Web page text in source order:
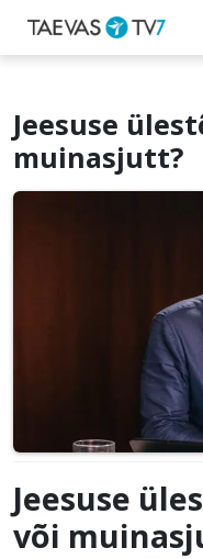
Jeesuse
muinasjutt?
Jeesuse
või